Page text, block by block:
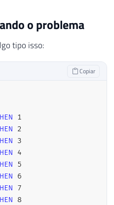
o problema
tipo isso:
Copiar
1
2
3
4
5
6
7
8